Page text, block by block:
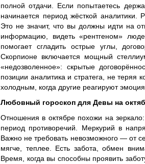
полной отдачи. Если попытаетесь
начинается период жёсткой аналитики.
Это не значит, что вы должны идти на
информацию, видеть «рентгеном»
помогает сгладить острые углы,
Скорпионе включается мощный
«недозволенное»: скрытые
позиции аналитика и стратега, не
холодным, когда другие реагируют
Любовный гороскоп для Девы на
Отношения в октябре похожи на
период противоречий. Меркурий в
Важно не требовать невозможного — от
мягче, теплее. Есть забота, обмен
Время, когда вы способны проявить